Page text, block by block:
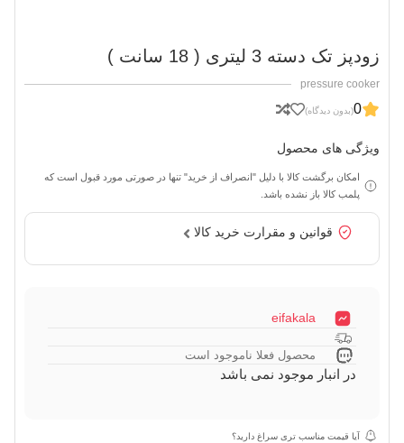
زودپز تک دسته 3 لیتری ( 18 سانت )
pressure cooker
0(بدون دیدگاه)
ویژگی های محصول
امکان برگشت کالا با دلیل "انصراف از خرید" تنها در صورتی مورد قبول است که
پلمب کالا باز نشده باشد.
قوانین و مقرارت خرید کالا
eifakala
محصول فعلا ناموجود است
در انبار موجود نمی باشد
آیا قیمت مناسب تری سراغ دارید؟